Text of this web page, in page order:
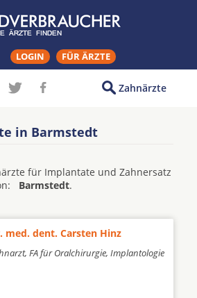
LOGIN FÜR ÄRZTE
Zahnärzte
in Barmstedt
für Implantate und Zahnersatz
Barmstedt.
med. dent. Carsten Hinz
FA für Oralchirurgie, Implantologie